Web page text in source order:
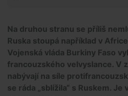
Na druhou stranu se příliš
Ruska stoupá například v
Vojenská vláda Burkiny Faso
francouzského velvyslance. V
nabývají na síle
se ráda „sblížila“ s Ruskem. Je